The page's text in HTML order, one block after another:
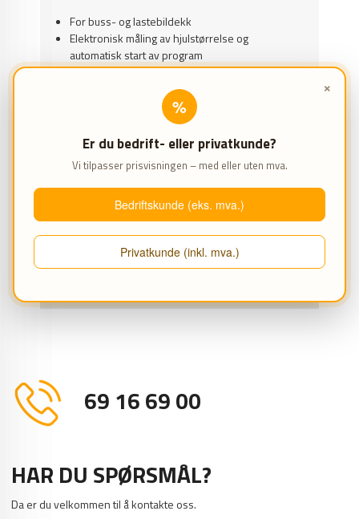
×
%
Er du bedrift- eller privatkunde?
Vi tilpasser prisvisningen – med eller uten mva.
Bedriftskunde (eks. mva.)
Privatkunde (inkl. mva.)
For buss- og lastebildekk
Elektronisk måling av hjulstørrelse og
automatisk start av program
Inkl. ergonomisk hjulløfter for å løfte hjul opp til
Q-LINE AV AHCON T980
MASKIN FOR SKIFTE AV LASTEBILDEKK
Til buss og lastebil, traktor og landbruks- og
entreprenørdekk
Hydraulisk oppspenning og hev/senkfunksjon
og slede med hydraulisk montingsarm
Inkl. 56" forlengerklør dekkspak og bead
69 16 69 00
HAR DU SPØRSMÅL?
Da er du velkommen til å kontakte oss.